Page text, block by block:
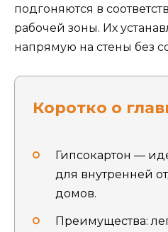
подгоняются в
рабочей зоны. Их
напрямую на стены без
Коротко о
Гипсокартон —
для внутренней
домов.
Преимущества: